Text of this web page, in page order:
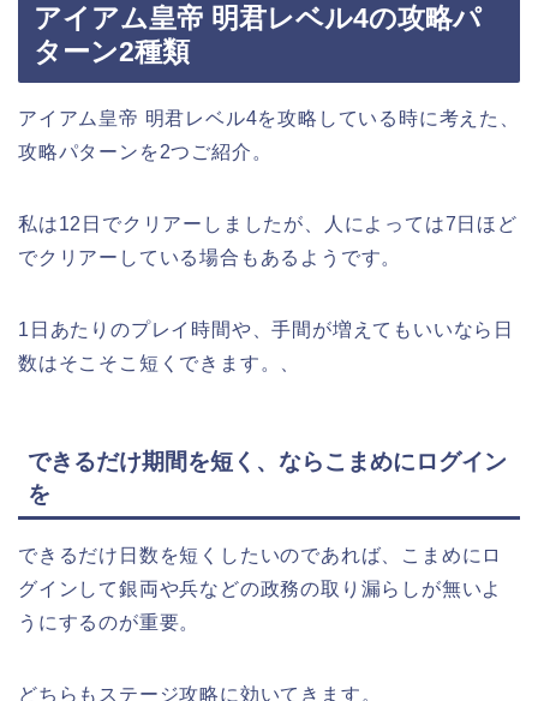
アイアム皇帝 明君レベル4の攻略パ
ターン2種類
アイアム皇帝 明君レベル4を攻略している時に考えた、
攻略パターンを2つご紹介。
私は12日でクリアーしましたが、人によっては7日ほど
でクリアーしている場合もあるようです。
1日あたりのプレイ時間や、手間が増えてもいいなら日
数はそこそこ短くできます。、
できるだけ期間を短く、ならこまめにログイン
を
できるだけ日数を短くしたいのであれば、こまめにロ
グインして銀両や兵などの政務の取り漏らしが無いよ
うにするのが重要。
どちらもステージ攻略に効いてきます。